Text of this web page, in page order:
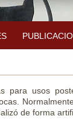
para usos
de forma